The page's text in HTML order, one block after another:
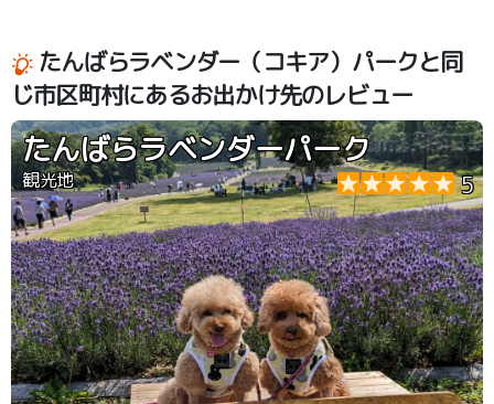
たんばらラベンダー（コキア）パークと同
じ市区町村にあるお出かけ先のレビュー
たんばらラベンダーパーク
観光地 5